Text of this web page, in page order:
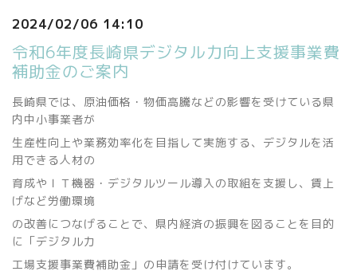
2024/02/06 14:10
令和6年度長崎県デジタル力向上支援事業費
補助金のご案内
長崎県では、原油価格・物価高騰などの影響を受けている県
内中小事業者が
生産性向上や業務効率化を目指して実施する、デジタルを活
用できる人材の
育成やＩＴ機器・デジタルツール導入の取組を支援し、賃上
げなど労働環境
の改善につなげることで、県内経済の振興を図ることを目的
に「デジタル力
工場支援事業費補助金」の申請を受け付けています。